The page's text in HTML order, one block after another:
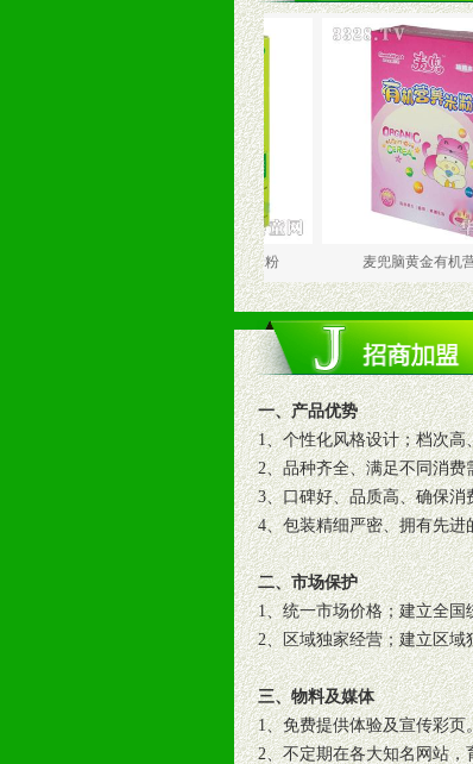
麦兜脑黄金有机营养米粉
一、产品优势
1、个性化风格设计；档次高
2、品种齐全、满足不同消费
3、口碑好、品质高、确保消
4、包装精细严密、拥有先
二、市场保护
1、统一市场价格；建立全
2、区域独家经营；建立区
三、物料及媒体
1、免费提供体验及宣传彩页
2、不定期在各大知名网站